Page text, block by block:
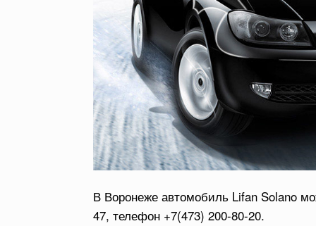
В Воронеже автомобиль Lifan Solano
47, телефон +7(473) 200-80-20.